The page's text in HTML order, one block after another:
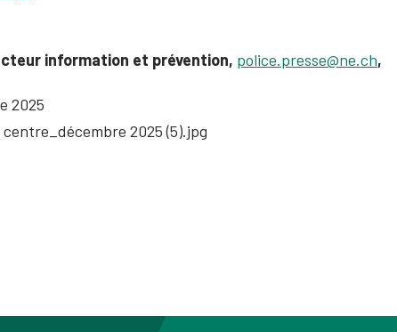
information et prévention, police.presse@ne.ch,
2025